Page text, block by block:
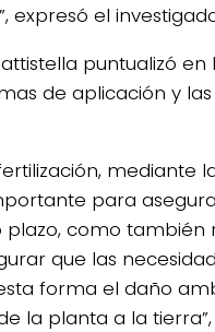
expresó el
puntualizó
de aplicación y
mediante
para
como
que las
forma el daño
la planta a la